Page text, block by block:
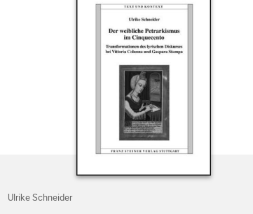
Ulrike Schneider